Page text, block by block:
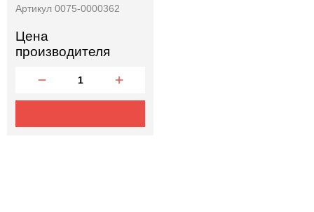
Артикул 0075-0000362
Цена
производителя